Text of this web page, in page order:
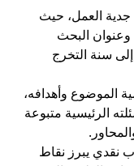
العمل، حيث
وعنوان البحث
سنة التخرج
الموضوع وأهدافه،
الرئيسية متبوعة
نقدي يبرز نقاط